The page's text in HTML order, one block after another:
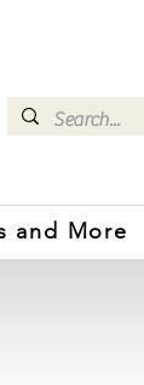
and More